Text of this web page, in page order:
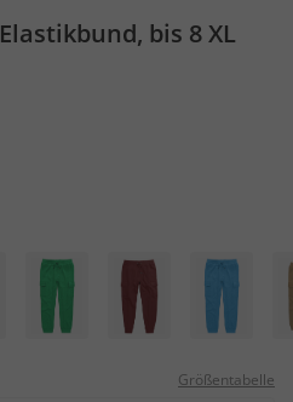
bis 8 XL
Größentabelle